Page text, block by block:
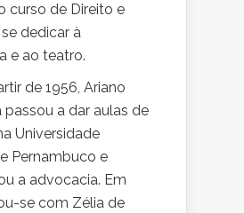
curso de Direito e
dedicar à
e ao teatro.
de 1956, Ariano
passou a dar aulas de
Universidade
Pernambuco e
a advocacia. Em
se com Zélia de